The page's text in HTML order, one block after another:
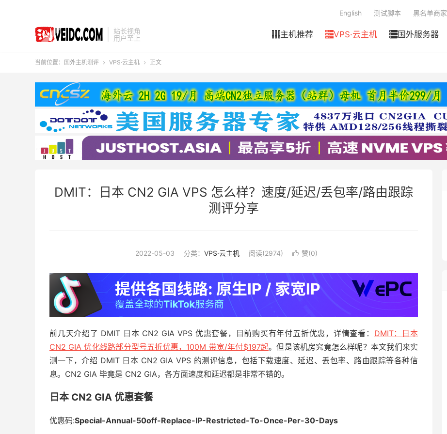
站长视角
用户至上
主机推荐 VPS·云主机 国外服务器
English 测试脚本 黑名单商家
当前位置： 国外主机测评  VPS·云主机  正文
DMIT：日本 CN2 GIA VPS 怎么样？速度/延迟/丢包率/路由跟踪
测评分享
2022-05-03 分类： VPS·云主机 阅读(2974)  赞(0)
前几天介绍了 DMIT 日本 CN2 GIA VPS 优惠套餐，目前购买有年付五折优惠，详情查看： DMIT：日本
CN2 GIA 优化线路部分型号五折优惠，100M 带宽/年付$197起。但是该机房究竟怎么样呢？本文我们来实
测一下，介绍 DMIT 日本 CN2 GIA VPS 的测评信息，包括下载速度、延迟、丢包率、路由跟踪等各种信
息。CN2 GIA 毕竟是 CN2 GIA，各方面速度和延迟都是非常不错的。
日本 CN2 GIA 优惠套餐
优惠码:Special-Annual-50off-Replace-IP-Restricted-To-Once-Per-30-Days